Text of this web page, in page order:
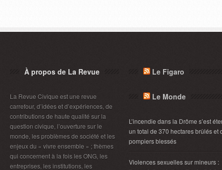
À propos de La Revue
La Revue Civique est une revue
carrefour, d’idées et d’expériences, de
contributions de haute qualité sur la
question civique, l’ouverture sur le
monde, les problèmes de société et les
enjeux du « vivre ensemble » ; thèmes
qui concernent à la fois les ONG, les
entreprises, les institutions, les
Le Figaro
Le Monde
L’incendie dans la Drôme s’est
un total de 370 hectares brûlés et
pompiers blessés
Violences sexuelles sur mineurs :